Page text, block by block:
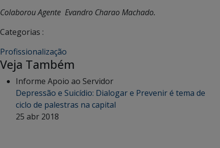
Colaborou Agente Evandro Charao Machado.
Categorias :
Profissionalização
Veja Também
Informe Apoio ao Servidor
Depressão e Suicídio: Dialogar e Prevenir é tema de
ciclo de palestras na capital
25 abr 2018